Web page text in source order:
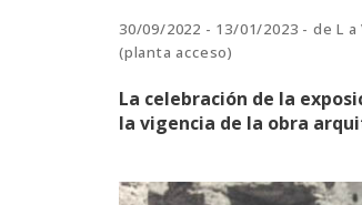
30/09/2022 - 13/01/2023 - de L
(planta acceso)
La celebración de la
la vigencia de la obra